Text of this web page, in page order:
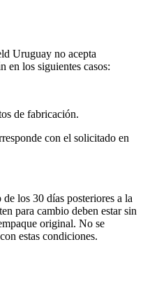
Uruguay no acepta
en los siguientes casos:
de fabricación.
con el solicitado en
los 30 días posteriores a la
para cambio deben estar sin
original. No se
estas condiciones.